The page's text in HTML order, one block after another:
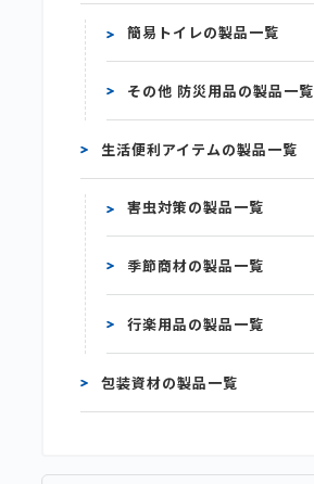
簡易トイレの製品一覧
その他 防災用品の製品一覧
生活便利アイテムの製品一覧
害虫対策の製品一覧
季節商材の製品一覧
行楽用品の製品一覧
包装資材の製品一覧